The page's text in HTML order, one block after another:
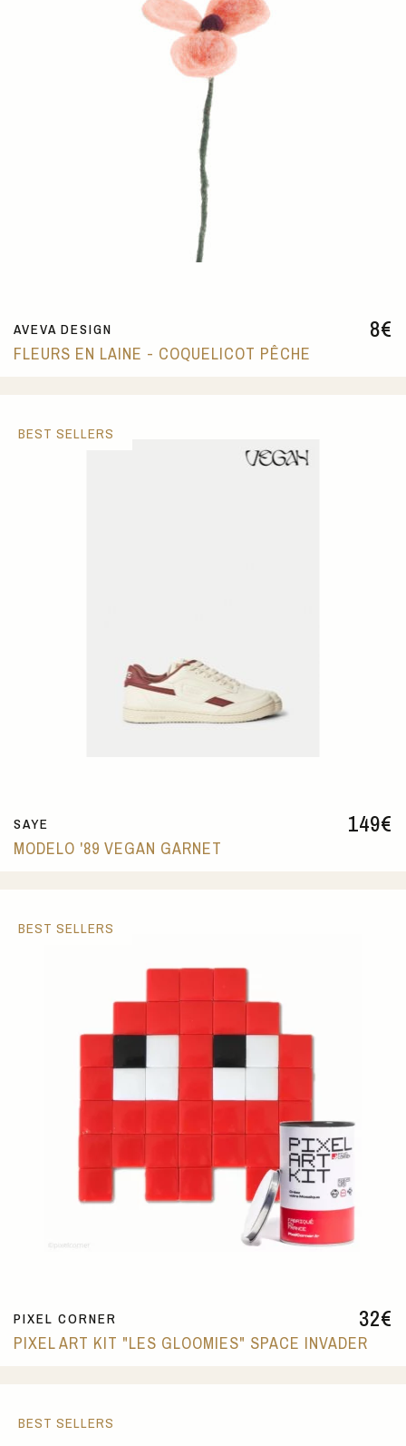
8€
AVEVA DESIGN
FLEURS EN LAINE - COQUELICOT PÊCHE
149€
SAYE
MODELO '89 VEGAN GARNET
BEST SELLERS
32€
PIXEL CORNER
PIXEL ART KIT "LES GLOOMIES" SPACE INVADER
BEST SELLERS
BEST SELLERS